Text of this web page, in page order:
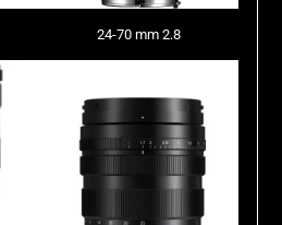
24-70 mm 2.8